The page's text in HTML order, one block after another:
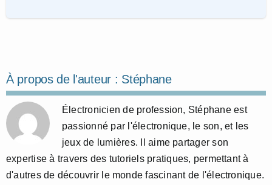
À propos de l'auteur : Stéphane
Électronicien de profession, Stéphane est
passionné par l'électronique, le son, et les
jeux de lumières. Il aime partager son
expertise à travers des tutoriels pratiques, permettant à
d'autres de découvrir le monde fascinant de l'électronique.